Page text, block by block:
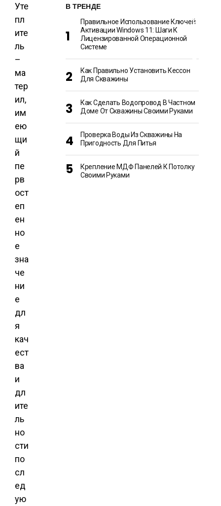
З
В
Н
Уте
пл
ите
ль
–
ма
тер
ил,
им
ею
щи
й
пе
рв
ост
еп
ен
но
е
зна
че
ни
е
дл
я
кач
ест
ва
и
дл
ите
ль
но
сти
по
сл
ед
ую
В ТРЕНДЕ
Правильное Использование Ключей
Активации Windows 11: Шаги К
Лицензированной Операционной
Системе
Как Правильно Установить Кессон
Для Скважины
Как Сделать Водопровод В Частном
Доме От Скважины Своими Руками
Проверка Воды Из Скважины На
Пригодность Для Питья
Крепление МДФ Панелей К Потолку
Своими Руками